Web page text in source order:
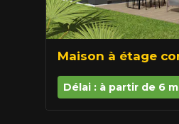
Maison à étage
Délai : à partir de 6